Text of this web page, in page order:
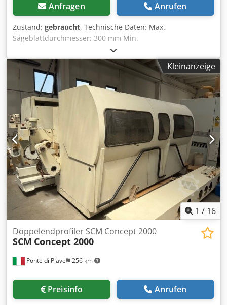
Anfragen Anrufen
Zustand: gebraucht, Technische Daten: Max.
Sägeblattdurchmesser: 300 mm Min.
Sägeblattdurchmesser: 100 mm Sägeblatt-
Spindeldurchmesser: 25 mm Chjdszik Diopfx Aipoa
Frässpindel-Durchmesser: 35 mm Frässpindel-Höhe: 120
mm Manuelle Verstellung des Spindel- und
Sägeblattvorschubs Schlittenlänge: 1400 mm Manuelle
Spannvorrichtung Spindel und Sägeblatt mit separatem
Motor Anschluss: 400 V Gesamtabmessungen: Länge: 1950
mm Breite: 1000 mm Höhe: 1250 mm
Kleinanzeige
1 / 16
Ponte di Piave 256 km
Doppelendprofiler SCM Concept 2000
SCM Concept 2000
Preisinfo Anrufen